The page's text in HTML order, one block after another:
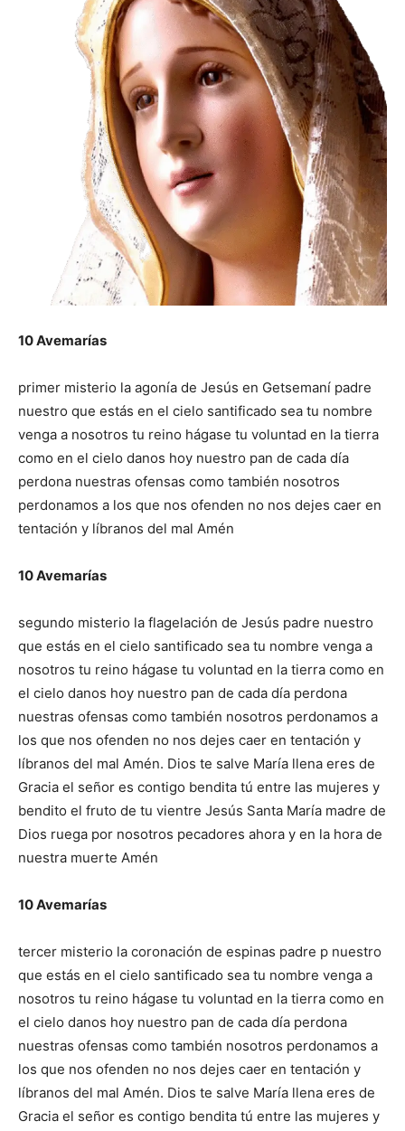
10 Avemarías
primer misterio la agonía de Jesús en Getsemaní padre
nuestro que estás en el cielo santificado sea tu nombre
venga a nosotros tu reino hágase tu voluntad en la tierra
como en el cielo danos hoy nuestro pan de cada día
perdona nuestras ofensas como también nosotros
perdonamos a los que nos ofenden no nos dejes caer en
tentación y líbranos del mal Amén
10 Avemarías
segundo misterio la flagelación de Jesús padre nuestro
que estás en el cielo santificado sea tu nombre venga a
nosotros tu reino hágase tu voluntad en la tierra como en
el cielo danos hoy nuestro pan de cada día perdona
nuestras ofensas como también nosotros perdonamos a
los que nos ofenden no nos dejes caer en tentación y
líbranos del mal Amén. Dios te salve María llena eres de
Gracia el señor es contigo bendita tú entre las mujeres y
bendito el fruto de tu vientre Jesús Santa María madre de
Dios ruega por nosotros pecadores ahora y en la hora de
nuestra muerte Amén
10 Avemarías
tercer misterio la coronación de espinas padre p nuestro
que estás en el cielo santificado sea tu nombre venga a
nosotros tu reino hágase tu voluntad en la tierra como en
el cielo danos hoy nuestro pan de cada día perdona
nuestras ofensas como también nosotros perdonamos a
los que nos ofenden no nos dejes caer en tentación y
líbranos del mal Amén. Dios te salve María llena eres de
Gracia el señor es contigo bendita tú entre las mujeres y